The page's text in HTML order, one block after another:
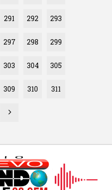
291 292 293
297 298 299
303 304 305
309 310 311